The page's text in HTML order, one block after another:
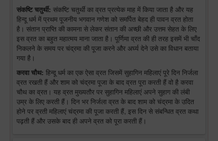
संकष्टि चतुर्थी: संकष्टि चतुर्थी का व्रत प्रत्येक माह में किया जाता है और यह
हिन्दू धर्म में प्रथम पूजनीय भगवान गणेश को समर्पित बेहद ही पावन व्रत होता
है। संतान प्राप्ति की कामना से लेकर संतान की अच्छी और उत्तम सेहत के लिए
इस व्रत का बहुत महात्मय माना जाता है। पूर्णिमा व्रत की ही तरह इसमें भी चाँद
निकलने के समय पर चंद्रमा की पूजा करने और अर्घ्य देने उसे का विधान बताया
गया है।
करवा चौथ: हिन्दू धर्म का एक ऐसा व्रत जिसमें सुहागिन महिलाएं पूरे दिन निर्जला
व्रत रखती हैं और शाम को चंद्रमा पूजा के बाद व्रत पूरा करती हैं वो है करवा
चौथ का व्रत। यह व्रत मुख्यतौर पर सुहागिन महिलाएं अपने सुहाग की लंबी
उम्र के लिए करती हैं। दिन भर निर्जला व्रत के बाद शाम को चंद्रमा के उदित
होने पर व्रती महिलाएं चंद्रमा की पूजा करती हैं, इस दिन से संबन्धित व्रत कथा
पढ़ती हैं और उसके बाद ही अपने व्रत को पूरा करती हैं।